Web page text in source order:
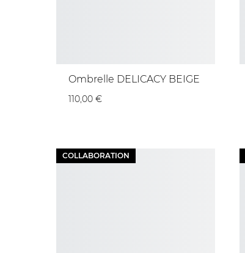
Ombrelle DELICACY BEIGE
110,00 €
COLLABORATION